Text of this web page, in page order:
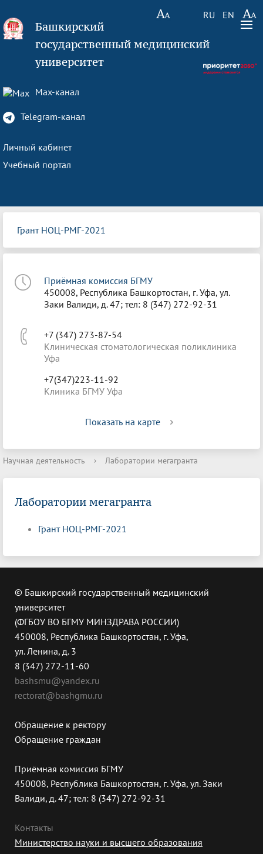
RU EN
Башкирский
государственный медицинский
университет
Max-канал
Telegram-канал
Личный кабинет
Учебный портал
Грант НОЦ-РМГ-2021
Приёмная комиссия БГМУ
450008, Республика Башкортостан, г. Уфа, ул.
Заки Валиди, д. 47; тел: 8 (347) 272-92-31
+7 (347) 273-87-54
Клиническая стоматологическая поликлиника
Уфа
+7(347)223-11-92
Клиника БГМУ Уфа
Показать на карте
Научная деятельность › Лаборатории мегагранта
Лаборатории мегагранта
Грант НОЦ-РМГ-2021
© Башкирский государственный медицинский
университет
(ФГБОУ ВО БГМУ МИНЗДРАВА РОССИИ)
450008, Республика Башкортостан, г. Уфа,
ул. Ленина, д. 3
8 (347) 272-11-60
bashsmu@yandex.ru
rectorat@bashgmu.ru
Обращение к ректору
Обращение граждан
Приёмная комиссия БГМУ
450008, Республика Башкортостан, г. Уфа, ул. Заки
Валиди, д. 47; тел: 8 (347) 272-92-31
Контакты
Министерство науки и высшего образования